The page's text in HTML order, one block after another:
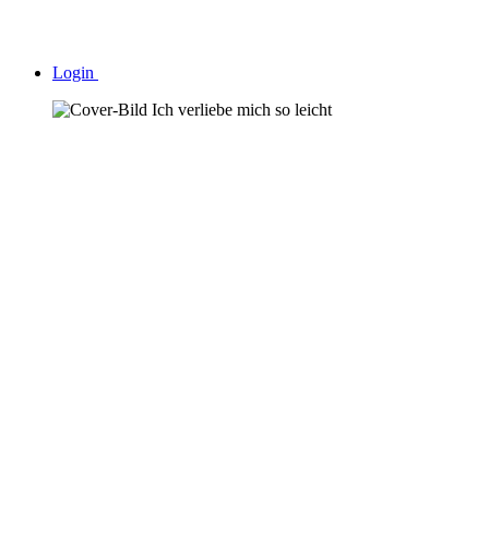
Login